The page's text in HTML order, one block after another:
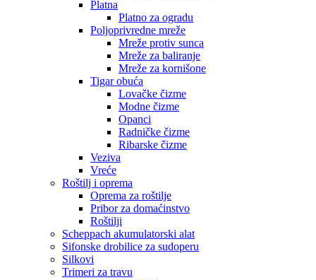
Platna
Platno za ogradu
Poljoprivredne mreže
Mreže protiv sunca
Mreže za baliranje
Mreže za kornišone
Tigar obuća
Lovačke čizme
Modne čizme
Opanci
Radničke čizme
Ribarske čizme
Veziva
Vreće
Roštilj i oprema
Oprema za roštilje
Pribor za domaćinstvo
Roštilji
Scheppach akumulatorski alat
Sifonske drobilice za sudoperu
Silkovi
Trimeri za travu